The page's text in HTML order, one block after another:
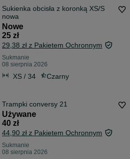
Sukienka obcisła z koronką XS/S
nowa
Nowe
25 zł
29,38 zł z Pakietem Ochronnym
Sukmanie
08 sierpnia 2026
XS / 34 Czarny
Trampki conversy 21
Używane
40 zł
44,90 zł z Pakietem Ochronnym
Sukmanie
08 sierpnia 2026